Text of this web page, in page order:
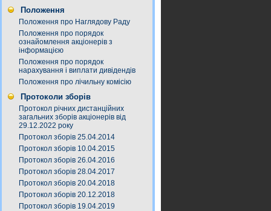
Положення
Положення про Наглядову Раду
Положення про порядок
ознайомлення акціонерів з
інформацією
Положення про порядок
нарахування і виплати дивідендів
Положення про лічильну комісію
Протоколи зборів
Протокол річних дистанційних
загальних зборів акціонерів від
29.12.2022 року
Протокол зборів 25.04.2014
Протокол зборів 10.04.2015
Протокол зборів 26.04.2016
Протокол зборів 28.04.2017
Протокол зборів 20.04.2018
Протокол зборів 20.12.2018
Протокол зборів 19.04.2019